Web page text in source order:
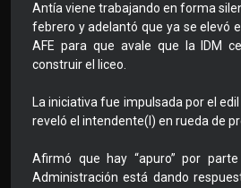
Antía viene trabajando en forma
febrero y adelantó que ya se elevó
AFE para que avale que la IDM
construir el liceo.
La iniciativa fue impulsada por el
reveló el intendente(I) en rueda de
Afirmó que hay “apuro” por
Administración está dando